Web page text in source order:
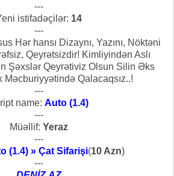
---
istifadəçilər: 14
---
Hər hansı Dizaynı, Yazını, Nöktəni
Qeyrətsizdir! Kimliyindən Aslı
Şəxslər Qeyrətiviz Olsun Silin Əks
Məcburiyyətində Qalacaqsız..!
---
name: Auto (1.4)
---
Müəllif: Yeraz
---
(1.4) » Çat Sifarişi(10 Azn)
---